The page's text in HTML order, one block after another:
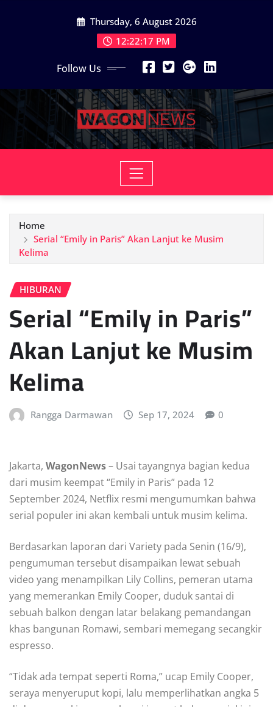
Thursday, 6 August 2026
12:22:19 PM
Follow Us
Home
Serial “Emily in Paris” Akan Lanjut ke Musim
Kelima
HIBURAN
Serial “Emily in Paris”
Akan Lanjut ke Musim
Kelima
Rangga Darmawan Sep 17, 2024 0
Jakarta, WagonNews– Usai tayangnya bagian kedua
dari musim keempat “Emily in Paris” pada 12
September 2024, Netflix resmi mengumumkan bahwa
serial populer ini akan kembali untuk musim kelima.
Berdasarkan laporan dari Variety pada Senin (16/9),
pengumuman tersebut disampaikan lewat sebuah
video yang menampilkan Lily Collins, pemeran utama
yang memerankan Emily Cooper, duduk santai di
sebuah balkon dengan latar belakang pemandangan
khas bangunan Romawi, sembari memegang secangkir
espresso.
“Tidak ada tempat seperti Roma,” ucap Emily Cooper,
seraya menyeruput kopi, lalu memperlihatkan angka 5